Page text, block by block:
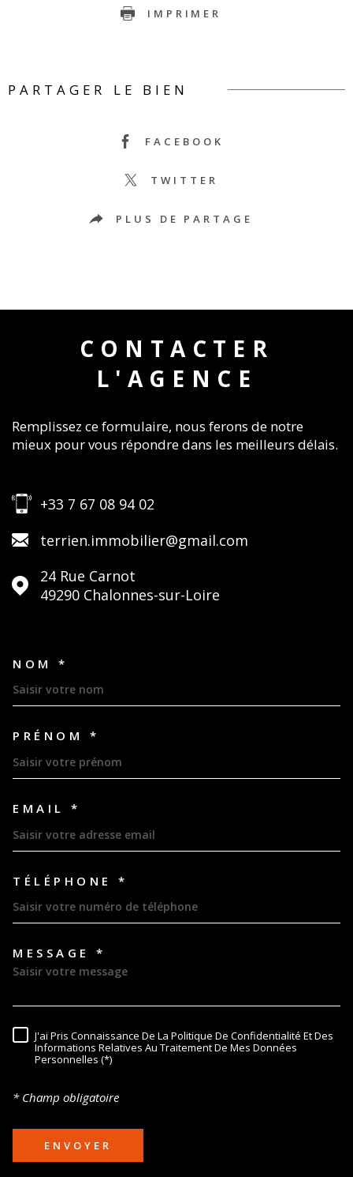
IMPRIMER
PARTAGER LE BIEN
FACEBOOK
TWITTER
PLUS DE PARTAGE
CONTACTER
L'AGENCE
Remplissez ce formulaire, nous ferons de notre
mieux pour vous répondre dans les meilleurs délais.
+33 7 67 08 94 02
terrien.immobilier@gmail.com
24 Rue Carnot
49290
Chalonnes-sur-Loire
NOM *
PRÉNOM *
EMAIL *
TÉLÉPHONE *
MESSAGE *
RÈGLEMENTATION
J'ai Pris Connaissance De La Politique De Confidentialité Et Des
Informations Relatives Au Traitement De Mes Données
Personnelles (*)
* Champ obligatoire
ENVOYER